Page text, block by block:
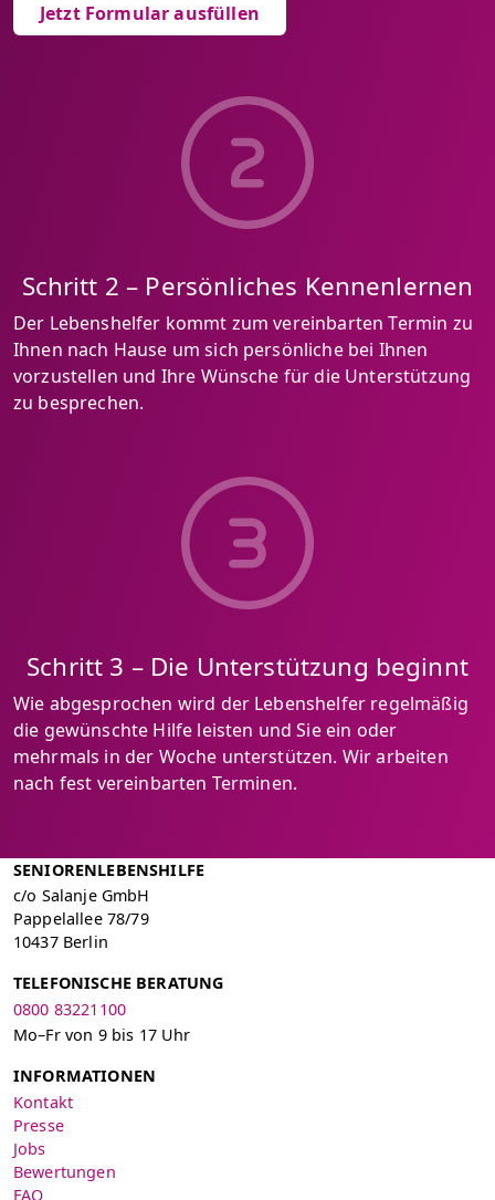
Jetzt Formular ausfüllen
Schritt 2 – Persönliches Kennenlernen
Der Lebenshelfer kommt zum vereinbarten Termin zu
Ihnen nach Hause um sich persönliche bei Ihnen
vorzustellen und Ihre Wünsche für die Unterstützung
zu besprechen.
Schritt 3 – Die Unterstützung beginnt
Wie abgesprochen wird der Lebenshelfer regelmäßig
die gewünschte Hilfe leisten und Sie ein oder
mehrmals in der Woche unterstützen. Wir arbeiten
nach fest vereinbarten Terminen.
SENIORENLEBENSHILFE
c/o Salanje GmbH
Pappelallee 78/79
10437 Berlin
TELEFONISCHE BERATUNG
0800 83221100
Mo–Fr von 9 bis 17 Uhr
INFORMATIONEN
Kontakt
Presse
Jobs
Bewertungen
FAQ